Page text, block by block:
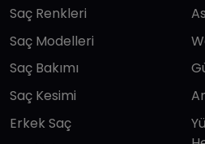
Saç Renkleri
Saç Modelleri
Saç Bakımı
Saç Kesimi
Erkek Saç